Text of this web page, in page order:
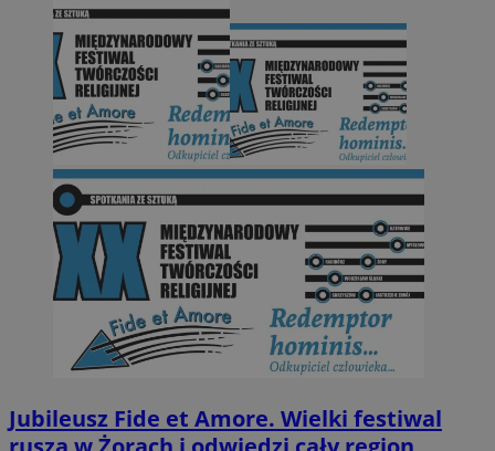
Jubileusz Fide et Amore. Wielki festiwal